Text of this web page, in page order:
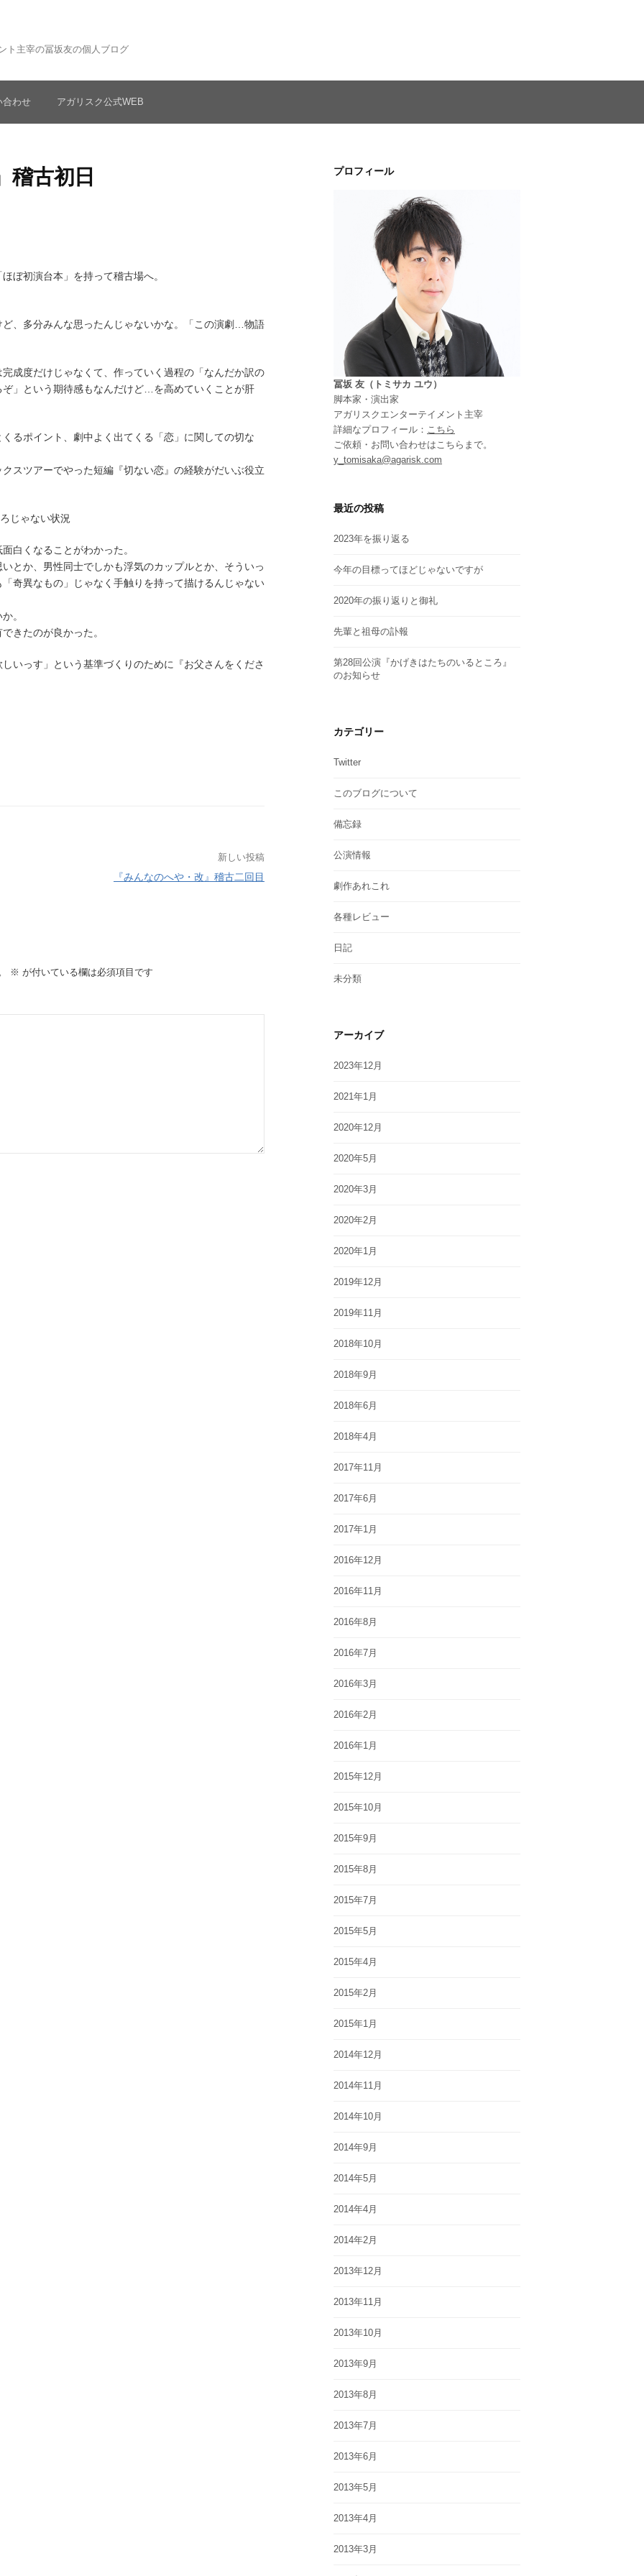
ト主宰の冨坂友の個人ブログ
合わせ アガリスク公式WEB
稽古初日
ぼ初演台本」を持って稽古場へ。
、多分みんな思ったんじゃないかな。「この演劇…物語
成度だけじゃなくて、作っていく過程の「なんだか訳の
」という期待感もなんだけど…を高めていくことが肝
るポイント、劇中よく出てくる「恋」に関しての切な
スツアーでやった短編『切ない恋』の経験がだいぶ役立
じゃない状況
白くなることがわかった。
とか、男性同士でしかも浮気のカップルとか、そういっ
奇異なもの」じゃなく手触りを持って描けるんじゃない
。
きたのが良かった。
いっす」という基準づくりのために『お父さんをくださ
新しい投稿
『みんなのへや・改』稽古二回目
※ が付いている欄は必須項目です
プロフィール
冨坂 友（トミサカ ユウ）
脚本家・演出家
アガリスクエンターテイメント主宰
詳細なプロフィール： こちら
ご依頼・お問い合わせはこちらまで。
y_tomisaka@agarisk.com
最近の投稿
2023年を振り返る
今年の目標ってほどじゃないですが
2020年の振り返りと御礼
先輩と祖母の訃報
第28回公演『かげきはたちのいるところ』
のお知らせ
カテゴリー
Twitter
このブログについて
備忘録
公演情報
劇作あれこれ
各種レビュー
日記
未分類
アーカイブ
2023年12月
2021年1月
2020年12月
2020年5月
2020年3月
2020年2月
2020年1月
2019年12月
2019年11月
2018年10月
2018年9月
2018年6月
2018年4月
2017年11月
2017年6月
2017年1月
2016年12月
2016年11月
2016年8月
2016年7月
2016年3月
2016年2月
2016年1月
2015年12月
2015年10月
2015年9月
2015年8月
2015年7月
2015年5月
2015年4月
2015年2月
2015年1月
2014年12月
2014年11月
2014年10月
2014年9月
2014年5月
2014年4月
2014年2月
2013年12月
2013年11月
2013年10月
2013年9月
2013年8月
2013年7月
2013年6月
2013年5月
2013年4月
2013年3月